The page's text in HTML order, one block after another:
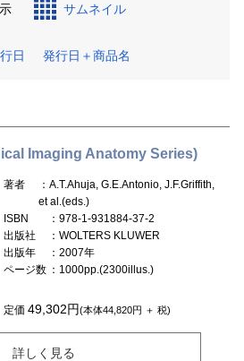
サムネイル
日 発行日＋商品名
Imaging Anatomy Series)
著者
：A.T.Ahuja, G.E.Antonio, J.F.Griffith,
et al.(eds.)
ISBN
：978-1-931884-37-2
出版社
：WOLTERS KLUWER
出版年
：2007年
ページ数 ：1000pp.(2300illus.)
定価49,302円(本体44,820円 ＋ 税)
詳しく見る